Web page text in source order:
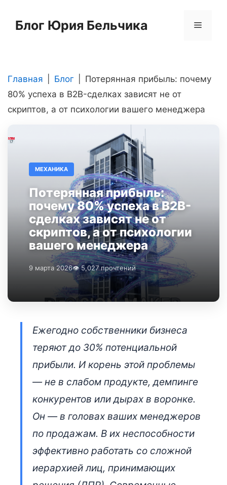
содержимому
Блог Юрия Бельчика Меню
Главная Блог
Потерянная прибыль: почему
80% успеха в B2B-сделках зависят не от
скриптов, а от психологии вашего менеджера
МЕХАНИКА
Потерянная прибыль:
почему 80% успеха в B2B-
сделках зависят не от
скриптов, а от психологии
вашего менеджера
9 марта 2026👁 5,027 прочтений
Ежегодно собственники бизнеса
теряют до 30% потенциальной
прибыли. И корень этой проблемы
— не в слабом продукте, демпинге
конкурентов или дырах в воронке.
Он — в головах ваших менеджеров
по продажам. В их неспособности
эффективно работать со сложной
иерархией лиц, принимающих